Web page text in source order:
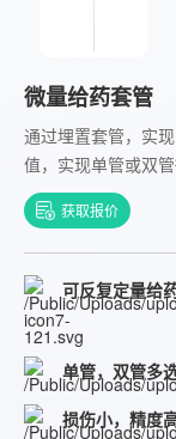
微量给药套管
通过埋置套管，实
值，实现单管或双管
获取报价
可反复定量给
单管，双管多
损伤小，精度